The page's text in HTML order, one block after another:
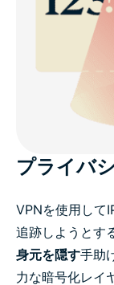
プライバ
VPNを使用して
追跡しようとす
身元を隠す手助
力な暗号化レイ